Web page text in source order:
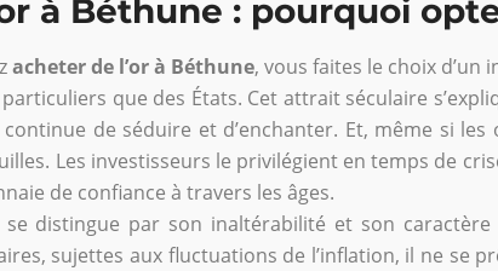
à Béthune : pourquoi
acheter de l’or à Béthune, vous faites le choix
que des États. Cet attrait séculaire
de séduire et d’enchanter. Et, même si
Les investisseurs le privilégient en temps de
de confiance à travers les âges.
se distingue par son inaltérabilité et son
sujettes aux fluctuations de l’inflation, il ne se